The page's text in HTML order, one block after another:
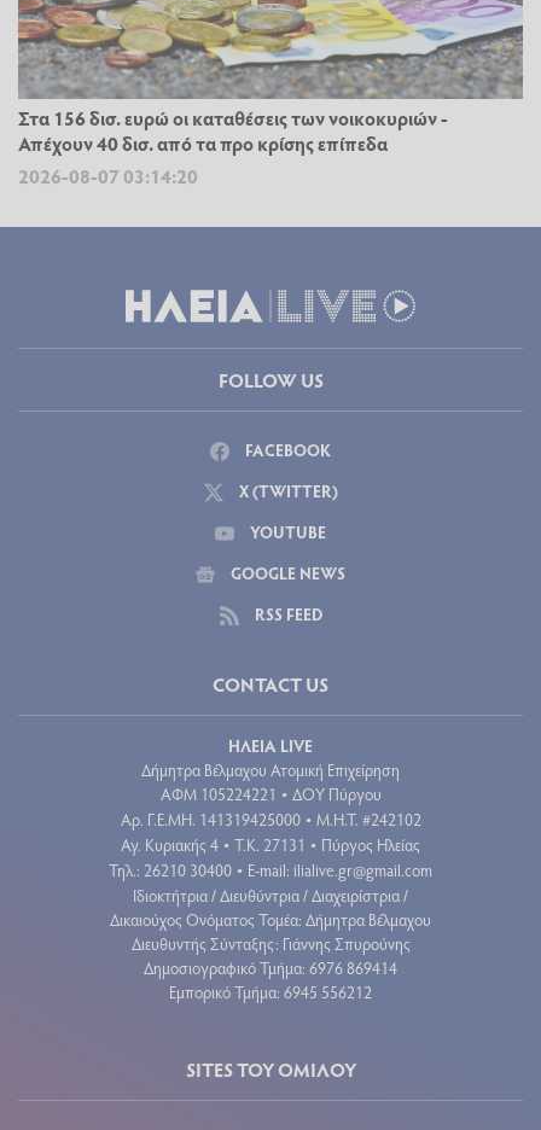
Στα 156 δισ. ευρώ οι καταθέσεις των νοικοκυριών -
Απέχουν 40 δισ. από τα προ κρίσης επίπεδα
2026-08-07 03:14:20
FOLLOW US
FACEBOOK
X (TWITTER)
YOUTUBE
GOOGLE NEWS
RSS FEED
CONTACT US
ΗΛΕΙΑ LIVE
Δήμητρα Βέλμαχου Ατομική Επιχείρηση
ΑΦΜ 105224221 • ΔΟΥ Πύργου
Aρ. Γ.Ε.ΜΗ. 141319425000 • Μ.Η.Τ. #242102
Αγ. Κυριακής 4 • Τ.Κ. 27131 • Πύργος Ηλείας
Τηλ.: 26210 30400 • E-mail: ilialive.gr@gmail.com
Ιδιοκτήτρια / Διευθύντρια / Διαχειρίστρια /
Δικαιούχος Ονόματος Τομέα: Δήμητρα Βέλμαχου
Διευθυντής Σύνταξης: Γιάννης Σπυρούνης
Δημοσιογραφικό Τμήμα: 6976 869414
Εμπορικό Τμήμα: 6945 556212
SITES ΤΟΥ ΟΜΙΛΟΥ